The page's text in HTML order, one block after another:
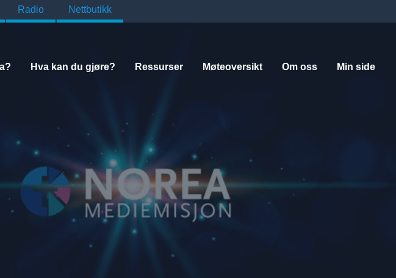
Radio Nettbutikk
Hva kan du gjøre? Ressurser Møteoversikt Om oss Min side